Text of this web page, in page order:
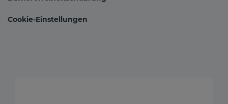
Cookie-Einstellungen